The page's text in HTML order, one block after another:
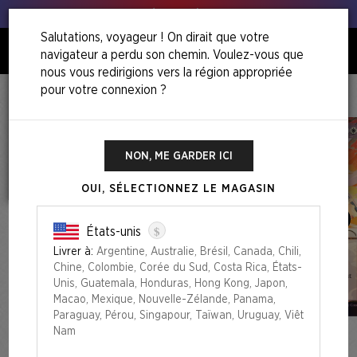
0
Accueil Back To School Superdrop
Salutations, voyageur ! On dirait que votre
navigateur a perdu son chemin. Voulez-vous que
nous vous redirigions vers la région appropriée
pour votre connexion ?
NON, ME GARDER ICI
OUI, SÉLECTIONNEZ LE MAGASIN
États-unis $
Livrer à: Argentine, Australie, Brésil, Canada, Chili,
Chine, Colombie, Corée du Sud, Costa Rica, États-
Unis, Guatemala, Honduras, Hong Kong, Japon,
Macao, Mexique, Nouvelle-Zélande, Panama,
Paraguay, Pérou, Singapour, Taïwan, Uruguay, Viêt
Nam